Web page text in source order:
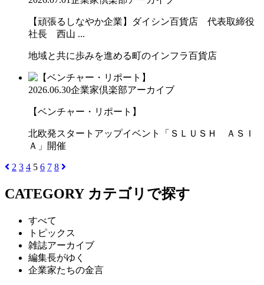
【頑張るしなやか企業】ダイシン百貨店 代表取締役
社長 西山 ...
地域と共に歩みを進める町のインフラ百貨店
2026.06.30企業家倶楽部アーカイブ
【ベンチャー・リポート】
北欧発スタートアップイベント「ＳＬＵＳＨ ＡＳＩ
Ａ」開催
2 3 4 5 6 7 8
CATEGORY カテゴリで探す
すべて
トピックス
雑誌アーカイブ
編集長がゆく
企業家たちの金言